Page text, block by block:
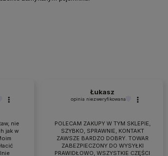
nie
jak w
Łukasz
opinia niezweryfikowana
POLECAM ZAKUPY W TYM SKLEPIE,
SZYBKO, SPRAWNIE, KONTAKT
ZAWSZE BARDZO DOBRY. TOWAR
ZABEZPIECZONY DO WYSYŁKI
PRAWIDŁOWO, WSZYSTKIE CZĘŚCI